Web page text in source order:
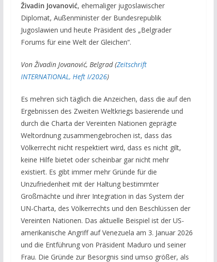
Živadin Jovanović, ehemaliger jugoslawischer
Diplomat, Außenminister der Bundesrepublik
Jugoslawien und heute Präsident des „Belgrader
Forums für eine Welt der Gleichen“.
Von Živadin Jovanović, Belgrad (Zeitschrift
INTERNATIONAL, Heft I/2026)
Es mehren sich täglich die Anzeichen, dass die auf den
Ergebnissen des Zweiten Weltkriegs basierende und
durch die Charta der Vereinten Nationen geprägte
Weltordnung zusammengebrochen ist, dass das
Völkerrecht nicht respektiert wird, dass es nicht gilt,
keine Hilfe bietet oder scheinbar gar nicht mehr
existiert. Es gibt immer mehr Gründe für die
Unzufriedenheit mit der Haltung bestimmter
Großmächte und ihrer Integration in das System der
UN-Charta, des Völkerrechts und den Beschlüssen der
Vereinten Nationen. Das aktuelle Beispiel ist der US-
amerikanische Angriff auf Venezuela am 3. Januar 2026
und die Entführung von Präsident Maduro und seiner
Frau. Die Gründe zur Besorgnis sind umso größer, als